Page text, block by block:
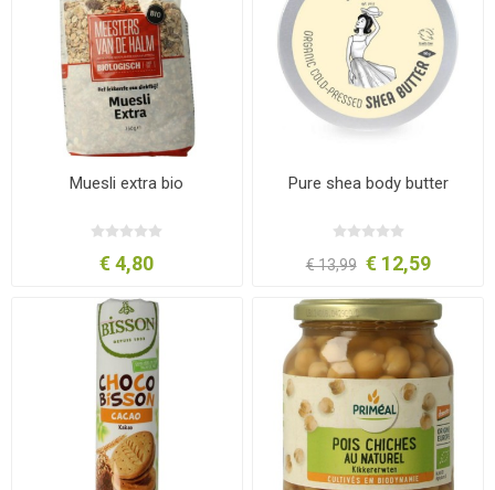
Muesli extra bio
€ 4,80
Pure shea body butter
€ 13,99 € 12,59